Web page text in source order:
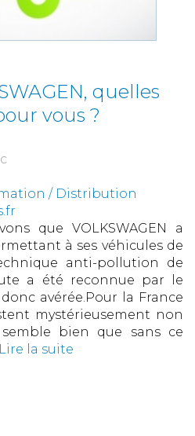
quelles
vous ?
/ Distribution
que VOLKSWAGEN a
à ses véhicules de
anti-pollution de
a été reconnue par le
avérée.Pour la France
mystérieusement non
bien que sans ce
Lire la suite